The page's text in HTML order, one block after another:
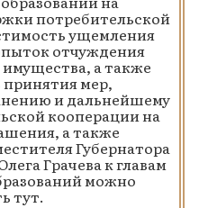
потребительской
ущемления
отчуждения
а также
мер,
и дальнейшему
кооперации на
а также
Губернатора
Грачева к главам
можно
тут.